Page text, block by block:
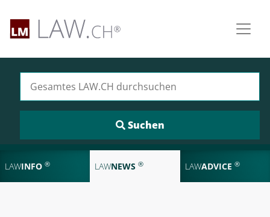
LAWINFO ® LAWNEWS ® LAWADVICE ®